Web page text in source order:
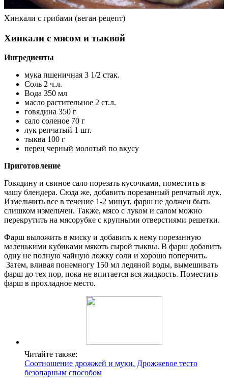
Хинкали с грибами (веган рецепт)
Хинкали с мясом и тыквой
Ингредиенты
мука пшеничная 3 1/2 стак.
Соль 2 ч.л.
Вода 350 мл
масло растительное 2 ст.л.
говядина 350 г
сало соленое 70 г
лук репчатый 1 шт.
тыква 100 г
перец черный молотый по вкусу
Приготовление
Говядину и свиное сало порезать кусочками, поместить в
чашу блендера. Сюда же, добавить порезанный репчатый лук.
Измельчить все в течение 1-2 минут, фарш не должен быть
слишком измельчен. Также, мясо с луком и салом можно
перекрутить на мясорубке с крупными отверстиями решетки.
Фарш выложить в миску и добавить к нему порезанную
маленькими кубиками мякоть сырой тыквы. В фарш добавить
одну не полную чайную ложку соли и хорошо поперчить.
Затем, вливая понемногу 150 мл ледяной воды, вымешивать
фарш до тех пор, пока не впитается вся жидкость. Поместить
фарш в прохладное место.
Читайте также:
Соотношение дрожжей и муки. Дрожжевое тесто
безопарным способом